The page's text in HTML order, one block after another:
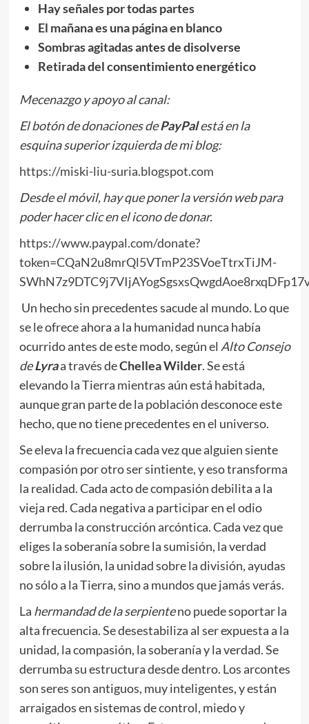
Hay señales por todas partes
El mañana es una página en blanco
Sombras agitadas antes de disolverse
Retirada del consentimiento energético
Mecenazgo y apoyo al canal:
El botón de donaciones dePayPalestá en la
esquina superior izquierda de mi blog:
https://miski-liu-suria.blogspot.com
Desde el móvil, hay que poner la versión web para
poder hacer clic en el icono de donar.
https://www.paypal.com/donate?
token=CQaN2u8mrQl5VTmP23SVoeTtrxTiJM-
Un hecho sin precedentes sacude al mundo. Lo que
se le ofrece ahora a la humanidad nunca había
ocurrido antes de este modo, según el Alto Consejo
deLyraa través deChellea Wilder. Se está
elevando la Tierra mientras aún está habitada,
aunque gran parte de la población desconoce este
hecho, que no tiene precedentes en el universo.
Se eleva la frecuencia cada vez que alguien siente
compasión por otro ser sintiente, y eso transforma
la realidad. Cada acto de compasión debilita a la
vieja red. Cada negativa a participar en el odio
derrumba la construcción arcóntica. Cada vez que
eliges la soberanía sobre la sumisión, la verdad
sobre la ilusión, la unidad sobre la división, ayudas
no sólo a la Tierra, sino a mundos que jamás verás.
La hermandad de la serpienteno puede soportar la
alta frecuencia. Se desestabiliza al ser expuesta a la
unidad, la compasión, la soberanía y la verdad. Se
derrumba su estructura desde dentro. Los arcontes
son seres son antiguos, muy inteligentes, y están
arraigados en sistemas de control, miedo y